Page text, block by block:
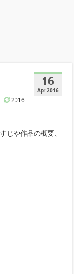
16
Apr 2016
2016
じや作品の概要、